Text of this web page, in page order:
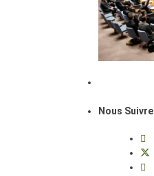
Nous Suivre